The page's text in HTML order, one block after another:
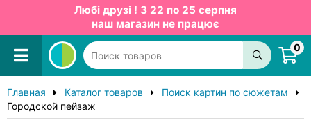
Любі друзі ! З 22 по 25 серпня
наш магазин не працює
0
Главная Каталог товаров
Поиск картин по сюжетам
Городской пейзаж